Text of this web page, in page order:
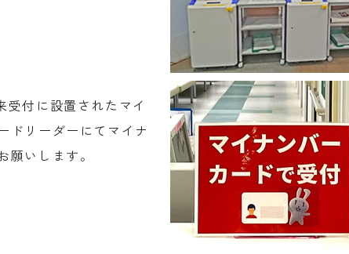
付に設置されたマイ
ドリーダーにてマイナ
願いします。